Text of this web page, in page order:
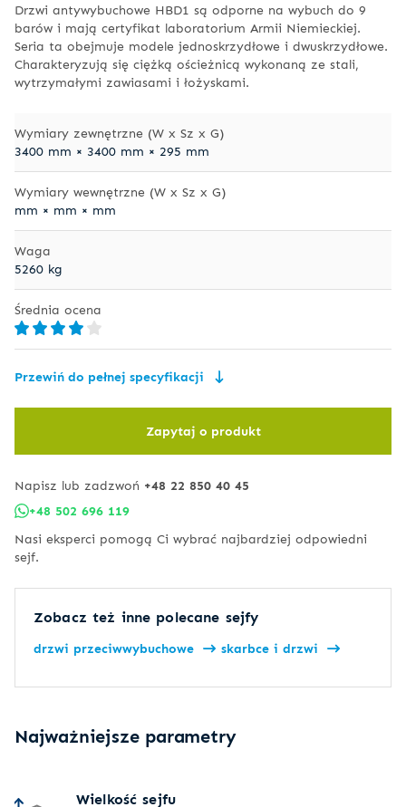
Drzwi antywybuchowe HBD1 są odporne na wybuch do 9
barów i mają certyfikat laboratorium Armii Niemieckiej.
Seria ta obejmuje modele jednoskrzydłowe i dwuskrzydłowe.
Charakteryzują się ciężką ościeżnicą wykonaną ze stali,
wytrzymałymi zawiasami i łożyskami.
Wymiary zewnętrzne (W x Sz x G)
3400 mm × 3400 mm × 295 mm
Wymiary wewnętrzne (W x Sz x G)
mm × mm × mm
Waga
5260 kg
Średnia ocena
Przewiń do pełnej specyfikacji
Zapytaj o produkt
Napisz lub zadzwoń +48 22 850 40 45
+48 502 696 119
Nasi eksperci pomogą Ci wybrać najbardziej odpowiedni
sejf.
Zobacz też inne polecane sejfy
drzwi przeciwwybuchowe skarbce i drzwi
Najważniejsze parametry
Wielkość sejfu